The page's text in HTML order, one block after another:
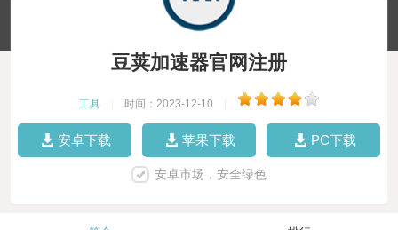
豆荚加速器官网注册
工具 时间：2023-12-10
安卓下载 苹果下载 PC下载
安卓市场，安全绿色